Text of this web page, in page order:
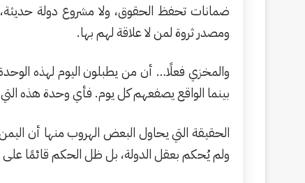
ضمانات تحفظ الحقوق، ولا مشروع دولة
ومصدر ثروة لمن لا علاقة لهم بها.
والمخزي فعلًا… أن من يطبلون اليوم لهذه
بينما الواقع يصفعهم كل يوم. فأي وحدة هذه
الحقيقة التي يحاول البعض الهروب منها أن
ولم يُحكم بعقل الدولة، بل ظل الحكم قائمًا على